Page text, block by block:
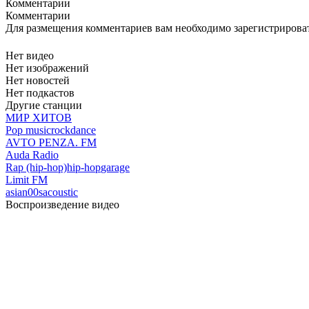
Комментарии
Комментарии
Для размещения комментариев вам необходимо
Нет видео
Нет изображений
Нет новостей
Нет подкастов
Другие станции
МИР ХИТОВ
Pop musicrockdance
AVTO PENZA. FM
Auda Radio
Rap (hip-hop)hip-hopgarage
Limit FM
asian00sacoustic
Воспроизведение видео